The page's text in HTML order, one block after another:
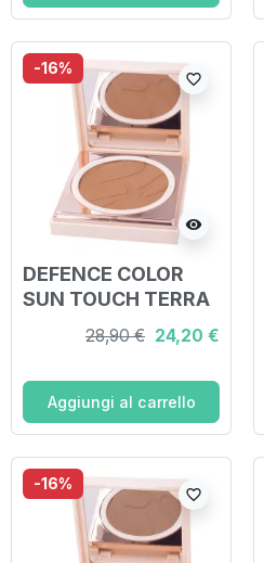
-16%
visibility
favorite_border
DEFENCE COLOR
SUN TOUCH TERRA
COMPATTA 202
SOLEIL
28,90 € 24,20 €
Aggiungi al carrello
-16%
favorite_border